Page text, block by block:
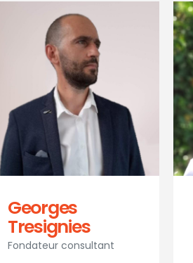
Georges
Tresignies
Fondateur consultant